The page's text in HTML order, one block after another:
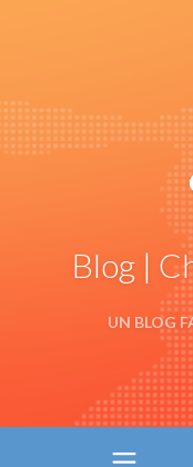
Blog |
UN BLOG